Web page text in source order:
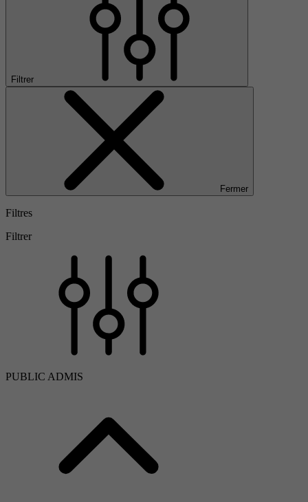
Filtrer
Fermer
Filtres
Filtrer
PUBLIC ADMIS